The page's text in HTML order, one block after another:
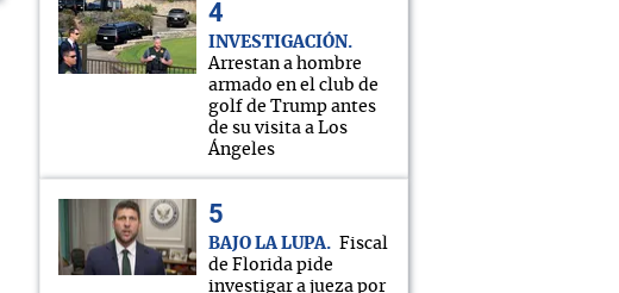
INVESTIGACIÓN
Arrestan a hombre
armado en el club de
golf de Trump antes
de su visita a Los
Ángeles
BAJO LA LUPA
Fiscal
de Florida pide
investigar a jueza por